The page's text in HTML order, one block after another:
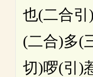
也(二合
(二合)多(
切)啰(引)